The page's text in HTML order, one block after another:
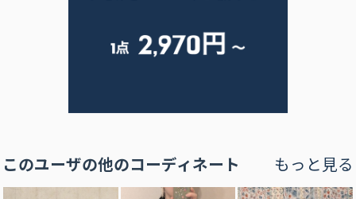
このユーザの他のコーディネート もっと見る